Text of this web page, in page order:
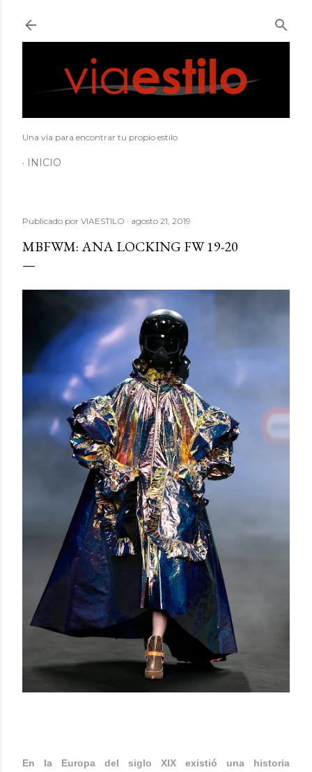
Una vía para encontrar tu propio estilo
INICIO
Publicado por VIAESTILO agosto 21, 2019
MBFWM: ANA LOCKING FW 19-20
En la Europa del siglo XIX existió una historia